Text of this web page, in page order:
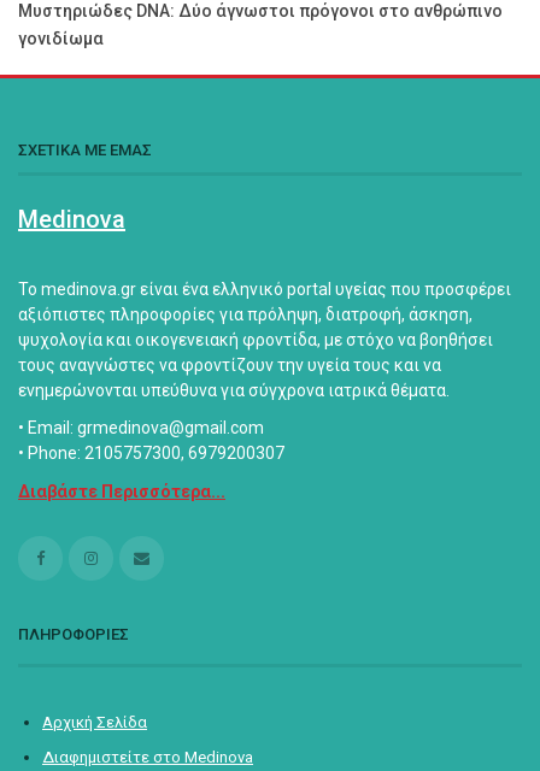
Μυστηριώδες DNA: Δύο άγνωστοι πρόγονοι στο ανθρώπινο
γονιδίωμα
ΣΧΕΤΙΚΑ ΜΕ ΕΜΑΣ
Medinova
Το medinova.gr είναι ένα ελληνικό portal υγείας που προσφέρει
αξιόπιστες πληροφορίες για πρόληψη, διατροφή, άσκηση,
ψυχολογία και οικογενειακή φροντίδα, με στόχο να βοηθήσει
τους αναγνώστες να φροντίζουν την υγεία τους και να
ενημερώνονται υπεύθυνα για σύγχρονα ιατρικά θέματα.
• Email: grmedinova@gmail.com
• Phone: 2105757300, 6979200307
Διαβάστε Περισσότερα...
ΠΛΗΡΟΦΟΡΙΕΣ
Αρχική Σελίδα
Διαφημιστείτε στο Medinova